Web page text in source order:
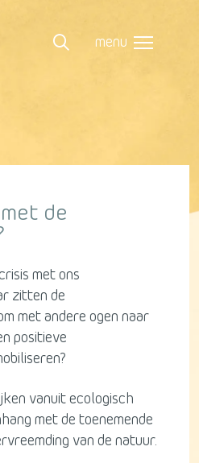
menu
de
met ons
zitten de
met andere ogen naar
positieve
vanuit ecologisch
met de toenemende
van de natuur.